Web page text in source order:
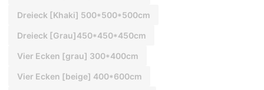
Dreieck [Khaki] 500*500*500cm
Dreieck [Grau]450*450*450cm
Vier Ecken [grau] 300*400cm
Vier Ecken [beige] 400*600cm